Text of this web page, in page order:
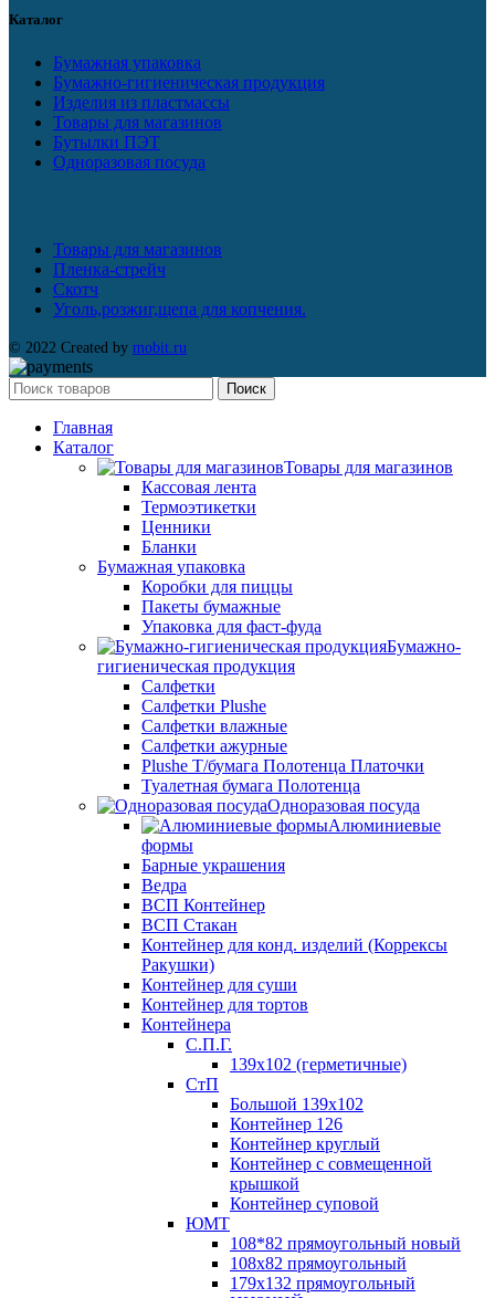
Каталог
Бумажная упаковка
Бумажно-гигиеническая продукция
Изделия из пластмассы
Товары для магазинов
Бутылки ПЭТ
Одноразовая посуда
Товары для магазинов
Пленка-стрейч
Скотч
Уголь,розжиг,щепа для копчения.
© 2022 Created by mobit.ru
Поиск
Главная
Каталог
Товары для магазинов
Кассовая лента
Термоэтикетки
Ценники
Бланки
Бумажная упаковка
Коробки для пиццы
Пакеты бумажные
Упаковка для фаст-фуда
Бумажно-
гигиеническая продукция
Салфетки
Салфетки Plushe
Салфетки влажные
Салфетки ажурные
Plushe Т/бумага Полотенца Платочки
Туалетная бумага Полотенца
Одноразовая посуда
Алюминиевые
формы
Барные украшения
Ведра
ВСП Контейнер
ВСП Стакан
Контейнер для конд. изделий (Коррексы
Ракушки)
Контейнер для суши
Контейнер для тортов
Контейнера
С.П.Г.
139х102 (герметичные)
СтП
Большой 139х102
Контейнер 126
Контейнер круглый
Контейнер с совмещенной
крышкой
Контейнер суповой
ЮМТ
108*82 прямоугольный новый
108х82 прямоугольный
179х132 прямоугольный